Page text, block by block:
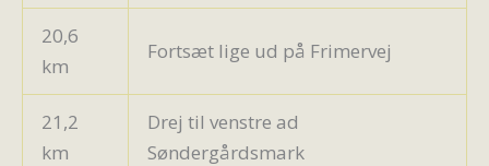
20,6
km
Fortsæt lige ud på Frimervej
21,2
km
Drej til venstre ad
Søndergårdsmark